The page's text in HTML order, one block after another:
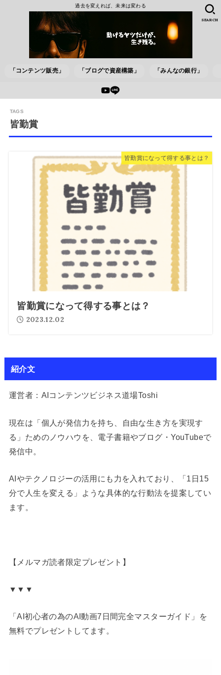
過去を変えれば、未来は変わる
「コンテンツ販売」 「ブログで資産構築」 「みんなの銀行」
SEARCH
皆勤賞
皆勤賞になって得する事とは？
皆勤賞になって得する事とは？
2023.12.02
紹介文
運営者：AIコンテンツビジネス道場Toshi
現在は「個人が発信力を持ち、自由な生き方を実現す
る」ためのノウハウを、電子書籍やブログ・YouTubeで
発信中。
AIやテクノロジーの活用にも力を入れており、「1日15
分で人生を変える」ような具体的な行動法を提案してい
ます。
【メルマガ読者限定プレゼント】
▼▼▼
「AI初心者の為のAI動画7日間完全マスターガイド」を
無料でプレゼントしてます。